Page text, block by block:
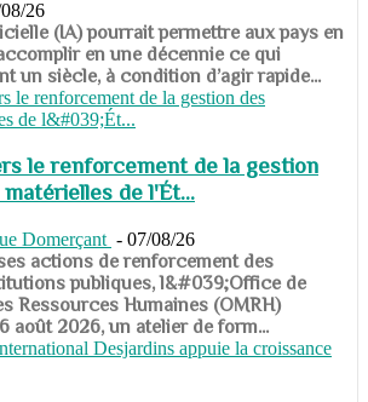
26
(IA) pourrait permettre aux pays en
en une décennie ce qui
un siècle, à condition d’agir rapide...
le renforcement de la gestion
de l'Ét...
Domerçant - 07/08/26
actions de renforcement des
publiques, l&#039;Office de
Ressources Humaines (OMRH)
août 2026, un atelier de form...